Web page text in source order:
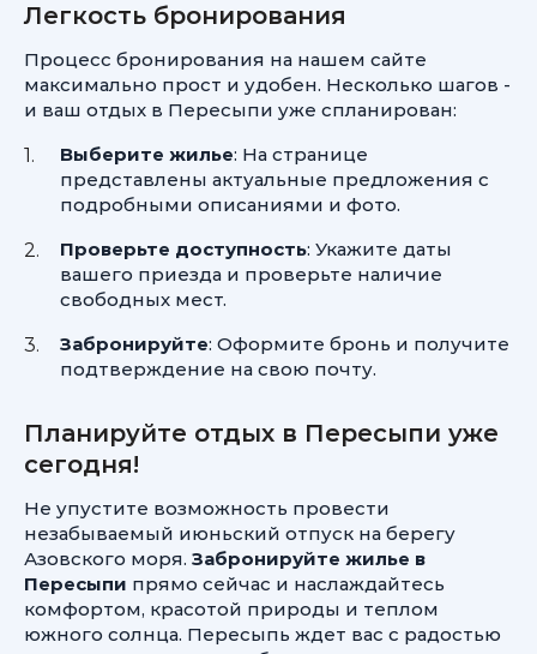
Легкость бронирования
Процесс бронирования на нашем сайте
максимально прост и удобен. Несколько шагов -
и ваш отдых в Пересыпи уже спланирован:
Выберите жилье: На странице
представлены актуальные предложения с
подробными описаниями и фото.
Проверьте доступность: Укажите даты
вашего приезда и проверьте наличие
свободных мест.
Забронируйте: Оформите бронь и получите
подтверждение на свою почту.
Планируйте отдых в Пересыпи уже
сегодня!
Не упустите возможность провести
незабываемый июньский отпуск на берегу
Азовского моря. Забронируйте жилье в
Пересыпи прямо сейчас и наслаждайтесь
комфортом, красотой природы и теплом
южного солнца. Пересыпь ждет вас с радостью